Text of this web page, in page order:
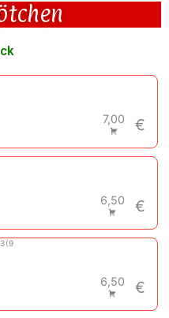
7,00 €
6,50 €
3 9
6,50 €